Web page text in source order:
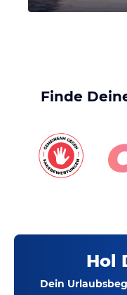
Finde
Hol
Dein